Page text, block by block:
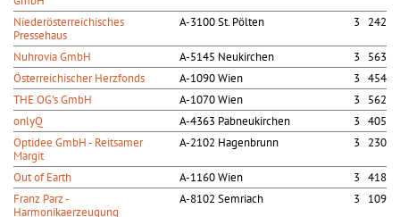
Niederösterreichisches
Pressehaus
A-3100 St. Pölten 3 242
Nuhrovia GmbH A-5145 Neukirchen
3 563
Österreichischer Herzfonds
A-1090 Wien
3 454
THE OG's GmbH
A-1070 Wien
3 562
onlyQ
A-4363 Pabneukirchen
3 405
Optidee GmbH - Reitsamer
Margit
A-2102 Hagenbrunn 3 230
Out of Earth A-1160 Wien
3 418
Franz Parz -
Harmonikaerzeugung
A-8102 Semriach 3 109